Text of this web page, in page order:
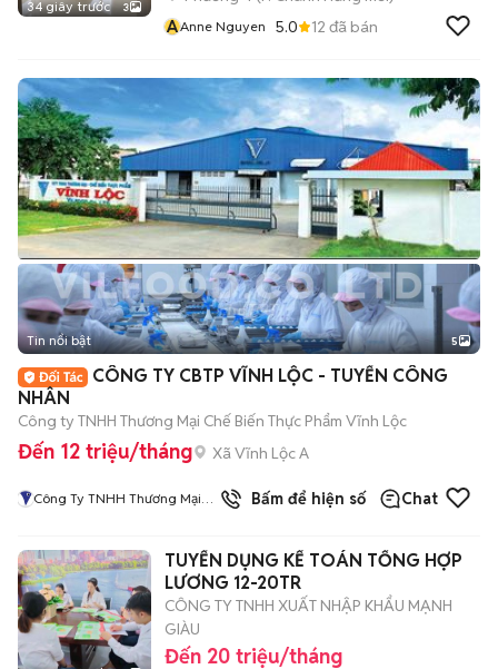
34 giây trước 3
AAnne Nguyen 5.0 12 đã bán
Tin nổi bật 5
CÔNG TY CBTP VĨNH LỘC - TUYỂN CÔNG
NHÂN
Công ty TNHH Thương Mại Chế Biến Thực Phẩm Vĩnh Lộc
Đến 12 triệu/tháng Xã Vĩnh Lộc A
Công Ty TNHH Thương Mại
1đã bán
Bấm để hiện số Chat
TUYỂN DỤNG KẾ TOÁN TỔNG HỢP
LƯƠNG 12-20TR
CÔNG TY TNHH XUẤT NHẬP KHẨU MẠNH
GIÀU
Đến 20 triệu/tháng